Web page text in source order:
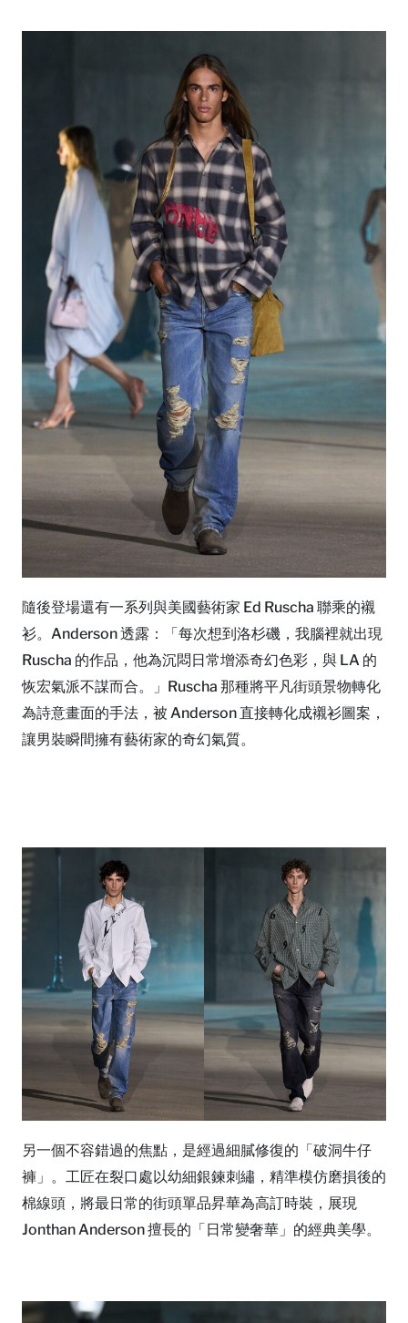
隨後登場還有一系列與美國藝術家 Ed Ruscha 聯乘的襯
衫。Anderson 透露：「每次想到洛杉磯，我腦裡就出現
Ruscha 的作品，他為沉悶日常增添奇幻色彩，與 LA 的
恢宏氣派不謀而合。」Ruscha 那種將平凡街頭景物轉化
為詩意畫面的手法，被 Anderson 直接轉化成襯衫圖案，
讓男裝瞬間擁有藝術家的奇幻氣質。
另一個不容錯過的焦點，是經過細膩修復的「破洞牛仔
褲」。工匠在裂口處以幼細銀鍊刺繡，精準模仿磨損後的
棉線頭，將最日常的街頭單品昇華為高訂時裝，展現
Jonthan Anderson 擅長的「日常變奢華」的經典美學。